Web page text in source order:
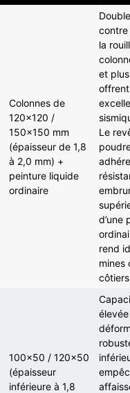
Colonnes de
120×120 /
150×150 mm
(épaisseur de 1,8
à 2,0 mm) +
peinture liquide
ordinaire
contre
la
et
Le
d’une
rend
mines
100×50 / 120×50
(épaisseur
inférieure à 1,8
élevée